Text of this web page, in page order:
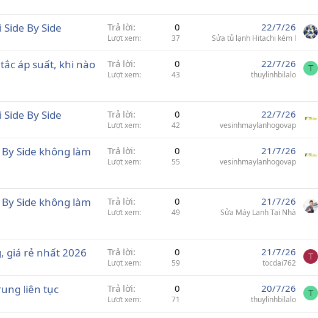
By Side Trả lời 0
Lượt xem 37
22/7/26
Sửa tủ lạnh Hitachi kém l
áp suất, khi nào
Trả lời 0
Lượt xem 43
22/7/26
thuylinhbilalo
T
By Side Trả lời 0
Lượt xem 42
22/7/26
vesinhmaylanhogovap
Side không làm
Trả lời 0
Lượt xem 55
21/7/26
vesinhmaylanhogovap
Side không làm
Trả lời 0
Lượt xem 49
21/7/26
Sửa Máy Lạnh Tại Nhà
giá rẻ nhất 2026 Trả lời 0
Lượt xem 59
21/7/26
tocdai762
T
liên tục Trả lời 0
Lượt xem 71
20/7/26
thuylinhbilalo
T